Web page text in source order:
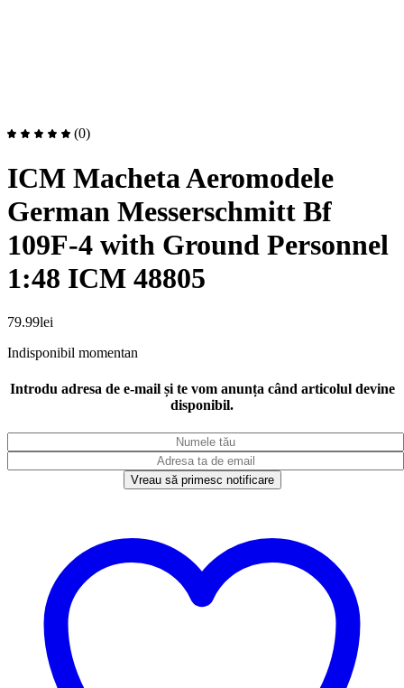
(0)
ICM Macheta Aeromodele
German Messerschmitt Bf
109F-4 with Ground Personnel
1:48 ICM 48805
79.99lei
Indisponibil momentan
Introdu adresa de e-mail și te vom anunța când articolul devine
disponibil.
Vreau să primesc notificare